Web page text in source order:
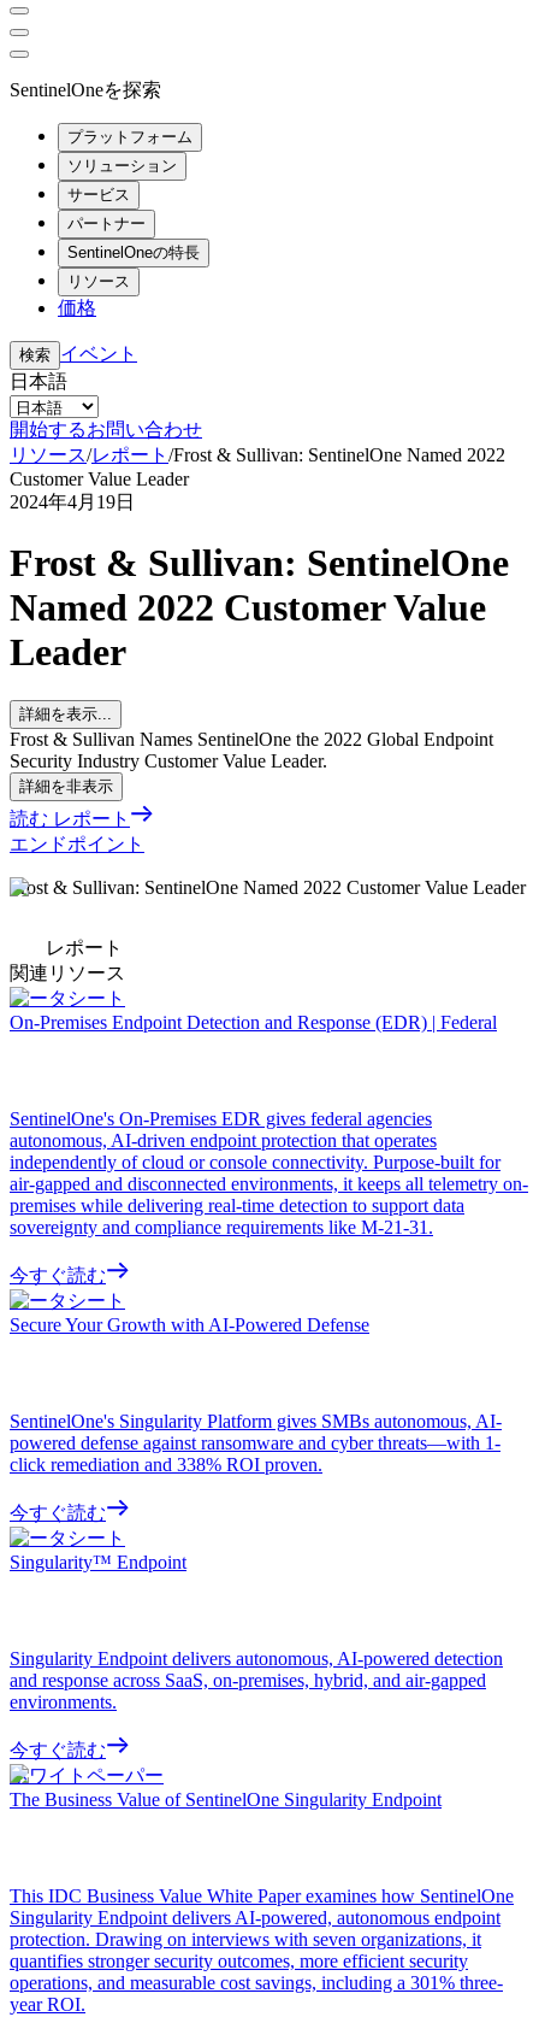
SentinelOneを探索
プラットフォーム
ソリューション
サービス
パートナー
SentinelOneの特長
リソース
価格
検索 イベント
日本語
開始するお問い合わせ
リソース/レポート /Frost & Sullivan: SentinelOne Named 2022
Customer Value Leader
2024年4月19日
Frost & Sullivan: SentinelOne
Named 2022 Customer Value
Leader
詳細を表示...
Frost & Sullivan Names SentinelOne the 2022 Global Endpoint
Security Industry Customer Value Leader.
詳細を非表示
読む レポート
エンドポイント
Frost & Sullivan: SentinelOne Named 2022 Customer Value Leader
レポート
関連リソース
データシート
On-Premises Endpoint Detection and Response (EDR) | Federal
SentinelOne's On-Premises EDR gives federal agencies
autonomous, AI-driven endpoint protection that operates
independently of cloud or console connectivity. Purpose-built for
air-gapped and disconnected environments, it keeps all telemetry on-
premises while delivering real-time detection to support data
sovereignty and compliance requirements like M-21-31.
今すぐ読む
データシート
Secure Your Growth with AI-Powered Defense
SentinelOne's Singularity Platform gives SMBs autonomous, AI-
powered defense against ransomware and cyber threats—with 1-
click remediation and 338% ROI proven.
今すぐ読む
データシート
Singularity™ Endpoint
Singularity Endpoint delivers autonomous, AI-powered detection
and response across SaaS, on-premises, hybrid, and air-gapped
environments.
今すぐ読む
ホワイトペーパー
The Business Value of SentinelOne Singularity Endpoint
This IDC Business Value White Paper examines how SentinelOne
Singularity Endpoint delivers AI-powered, autonomous endpoint
protection. Drawing on interviews with seven organizations, it
quantifies stronger security outcomes, more efficient security
operations, and measurable cost savings, including a 301% three-
year ROI.